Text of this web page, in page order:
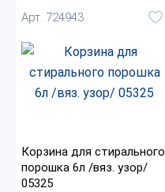
Арт. 724943
Корзина для стирального
порошка 6л /вяз. узор/
05325